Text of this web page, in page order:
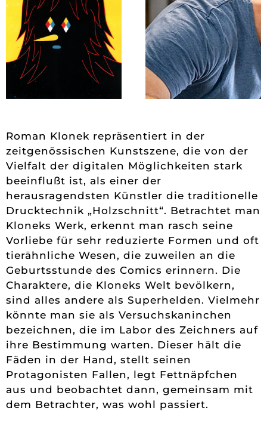
Roman Klonek repräsentiert in der
zeitgenössischen Kunstszene, die von der
Vielfalt der digitalen Möglichkeiten stark
beeinflußt ist, als einer der
herausragendsten Künstler die traditionelle
Drucktechnik „Holzschnitt“. Betrachtet man
Kloneks Werk, erkennt man rasch seine
Vorliebe für sehr reduzierte Formen und oft
tierähnliche Wesen, die zuweilen an die
Geburtsstunde des Comics erinnern. Die
Charaktere, die Kloneks Welt bevölkern,
sind alles andere als Superhelden. Vielmehr
könnte man sie als Versuchskaninchen
bezeichnen, die im Labor des Zeichners auf
ihre Bestimmung warten. Dieser hält die
Fäden in der Hand, stellt seinen
Protagonisten Fallen, legt Fettnäpfchen
aus und beobachtet dann, gemeinsam mit
dem Betrachter, was wohl passiert.